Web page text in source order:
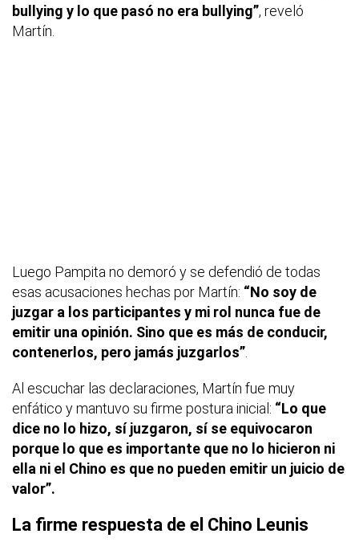
bullying y lo que pasó no era bullying”, reveló
Martín.
Luego Pampita no demoró y se defendió de todas
esas acusaciones hechas por Martín: “No soy de
juzgar a los participantes y mi rol nunca fue de
emitir una opinión. Sino que es más de conducir,
contenerlos, pero jamás juzgarlos”
Al escuchar las declaraciones, Martín fue muy
enfático y mantuvo su firme postura inicial: “Lo que
dice no lo hizo, sí juzgaron, sí se equivocaron
porque lo que es importante que no lo hicieron ni
ella ni el Chino es que no pueden emitir un juicio de
valor”.
La firme respuesta de el Chino Leunis